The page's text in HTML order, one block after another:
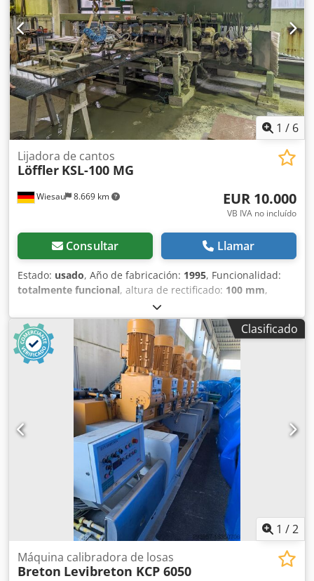
1 / 6
Wiesau 8.669 km
Lijadora de cantos
Löffler KSL-100 MG
EUR 10.000
VB IVA no incluído
Consultar Llamar
Estado: usado, Año de fabricación: 1995, Funcionalidad:
totalmente funcional, altura de rectificado: 100 mm,
3.250 mm
de cantos usada Löffler KSL-100 MG, año de fabricación
1995. Crsdpjythu Ijfx Apref Fabricante: Löffler
Maschinenbau GmbH Langenaltheim / Baviera Modelo:
KSL-100 MG Número de serie: 95.005/6/95 Año de
fabricación: 1995 Si tiene preguntas o necesita más
información, no dude en enviarnos un mensaje o
Clasificado
1 /2
Máquina calibradora de losas
Breton Levibreton KCP 6050